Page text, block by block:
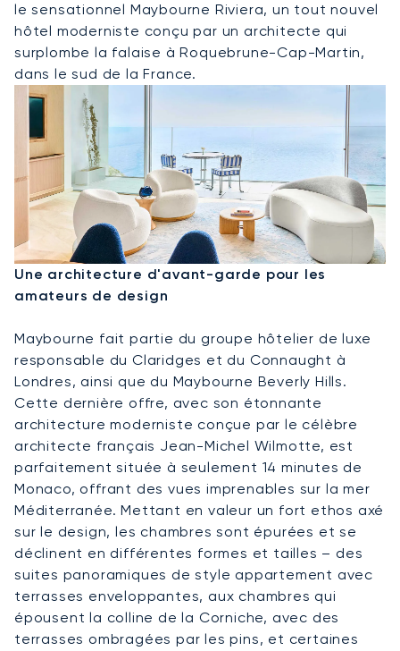
le sensationnel Maybourne Riviera, un tout nouvel
hôtel moderniste conçu par un architecte qui
surplombe la falaise à Roquebrune-Cap-Martin,
dans le sud de la France.
Une architecture d'avant-garde pour les
amateurs de design
Maybourne fait partie du groupe hôtelier de luxe
responsable du Claridges et du Connaught à
Londres, ainsi que du Maybourne Beverly Hills.
Cette dernière offre, avec son étonnante
architecture moderniste conçue par le célèbre
architecte français Jean-Michel Wilmotte, est
parfaitement située à seulement 14 minutes de
Monaco, offrant des vues imprenables sur la mer
Méditerranée. Mettant en valeur un fort ethos axé
sur le design, les chambres sont épurées et se
déclinent en différentes formes et tailles – des
suites panoramiques de style appartement avec
terrasses enveloppantes, aux chambres qui
épousent la colline de la Corniche, avec des
terrasses ombragées par les pins, et certaines